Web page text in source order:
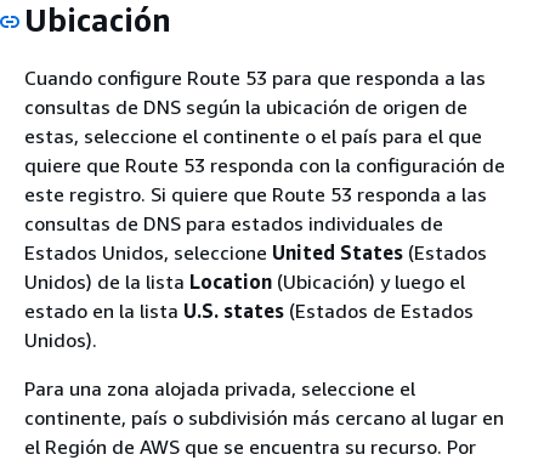
Ubicación
Cuando configure Route 53 para que responda a las
consultas de DNS según la ubicación de origen de
estas, seleccione el continente o el país para el que
quiere que Route 53 responda con la configuración de
este registro. Si quiere que Route 53 responda a las
consultas de DNS para estados individuales de
Estados Unidos, seleccione United States (Estados
Unidos) de la lista Location (Ubicación) y luego el
estado en la lista U.S. states (Estados de Estados
Unidos).
Para una zona alojada privada, seleccione el
continente, país o subdivisión más cercano al lugar en
el Región de AWS que se encuentra su recurso. Por